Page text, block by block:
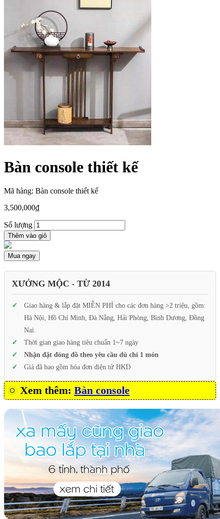
Bàn console thiết kế
Mã hàng: Bàn console thiết kế
3,500,000₫
Số lượng
Thêm vào giỏ
Mua ngay
XƯỞNG MỘC - TỪ 2014
Giao hàng & lắp đặt MIỄN PHÍ cho các đơn hàng >2 triệu, gồm:
Hà Nội, Hồ Chí Minh, Đà Nẵng, Hải Phòng, Bình Dương, Đồng
Nai.
Thời gian giao hàng tiêu chuẩn 1~7 ngày
Nhận đặt đóng đồ theo yêu cầu dù chỉ 1 món
Giá đã bao gồm hóa đơn điện tử HKD
Xem thêm: Bàn console